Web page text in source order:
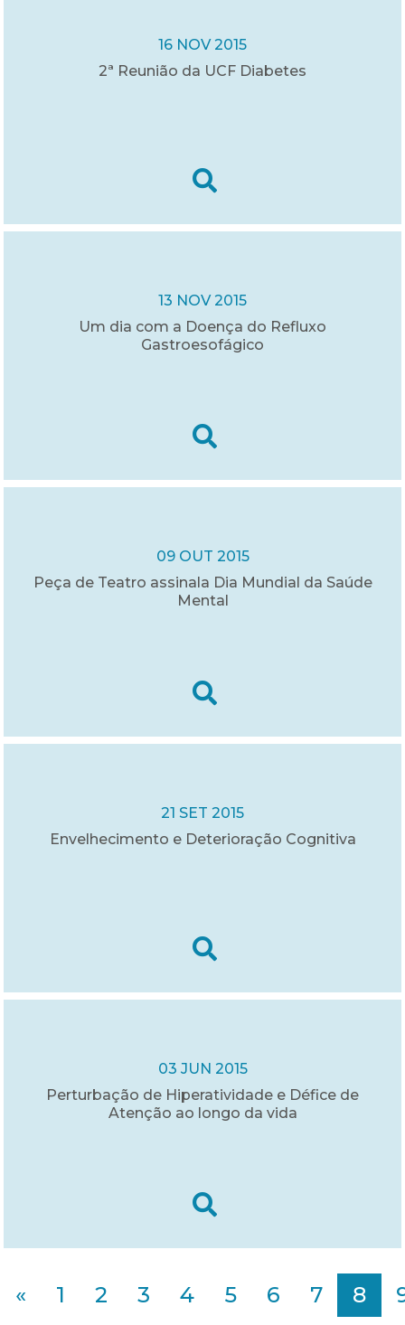
16 NOV 2015
2ª Reunião da UCF Diabetes
13 NOV 2015
Um dia com a Doença do Refluxo
Gastroesofágico
09 OUT 2015
Peça de Teatro assinala Dia Mundial da Saúde
Mental
21 SET 2015
Envelhecimento e Deterioração Cognitiva
03 JUN 2015
Perturbação de Hiperatividade e Défice de
Atenção ao longo da vida
« 1 2 3 4 5 6 7 8